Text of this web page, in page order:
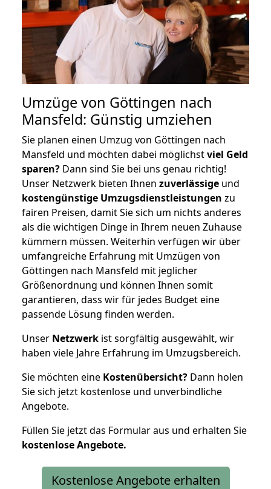
Umzüge von Göttingen nach
Mansfeld: Günstig umziehen
Sie planen einen Umzug von Göttingen nach
Mansfeld und möchten dabei möglichstviel Geld
sparen? Dann sind Sie bei uns genau richtig!
Unser Netzwerk bieten Ihnen zuverlässige und
kostengünstige Umzugsdienstleistungen zu
fairen Preisen, damit Sie sich um nichts anderes
als die wichtigen Dinge in Ihrem neuen Zuhause
kümmern müssen. Weiterhin verfügen wir über
umfangreiche Erfahrung mit Umzügen von
Göttingen nach Mansfeld mit jeglicher
Größenordnung und können Ihnen somit
garantieren, dass wir für jedes Budget eine
passende Lösung finden werden.
Unser Netzwerk ist sorgfältig ausgewählt, wir
haben viele Jahre Erfahrung im Umzugsbereich.
Sie möchten eine Kostenübersicht? Dann holen
Sie sich jetzt kostenlose und unverbindliche
Angebote.
Füllen Sie jetzt das Formular aus und erhalten Sie
kostenloseAngebote.
Kostenlose Angebote erhalten